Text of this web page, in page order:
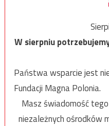
W sierpniu
Państwa wsparcie jest
Fundacji Magna Polonia.
Masz świadomość
niezależnych ośrodków